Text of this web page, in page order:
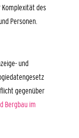
Komplexität des
Personen.
und
gegenüber
Bergbau im